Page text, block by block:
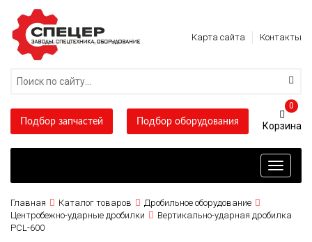
Карта сайта Контакты
Подбор запчастей Подбор оборудования
0
Toggle
Главная Каталог товаров
Дробильное оборудование
Центробежно-ударные дробилки
Вертикально-ударная дробилка
PCL-600